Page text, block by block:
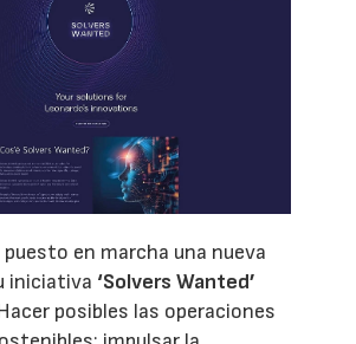
puesto en marcha una nueva
iniciativa ‘Solvers Wanted’
posibles las operaciones